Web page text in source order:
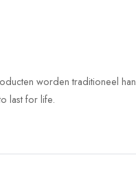
worden traditioneel
last for life.